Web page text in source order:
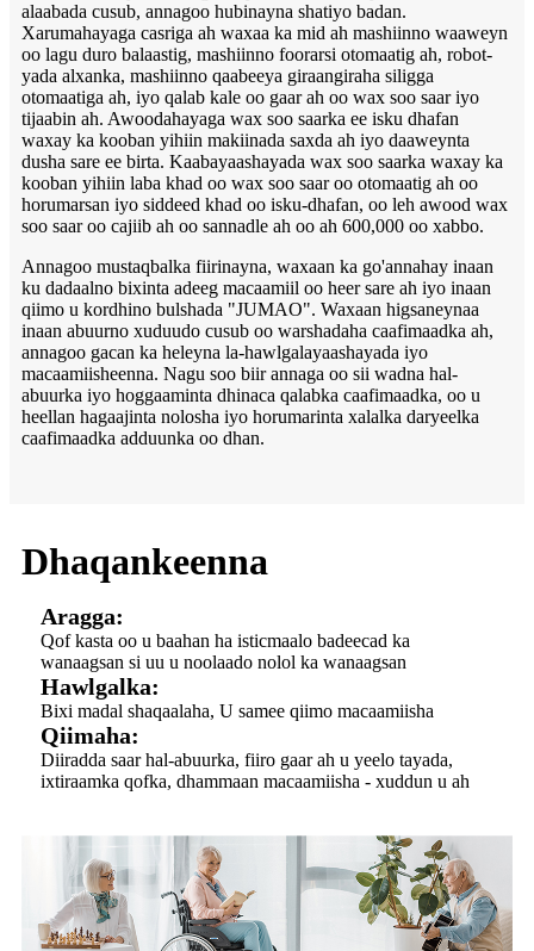
alaabada cusub, annagoo hubinayna shatiyo badan.
Xarumahayaga casriga ah waxaa ka mid ah mashiinno waaweyn
oo lagu duro balaastig, mashiinno foorarsi otomaatig ah, robot-
yada alxanka, mashiinno qaabeeya giraangiraha siligga
otomaatiga ah, iyo qalab kale oo gaar ah oo wax soo saar iyo
tijaabin ah. Awoodahayaga wax soo saarka ee isku dhafan
waxay ka kooban yihiin makiinada saxda ah iyo daaweynta
dusha sare ee birta. Kaabayaashayada wax soo saarka waxay ka
kooban yihiin laba khad oo wax soo saar oo otomaatig ah oo
horumarsan iyo siddeed khad oo isku-dhafan, oo leh awood wax
soo saar oo cajiib ah oo sannadle ah oo ah 600,000 oo xabbo.
Annagoo mustaqbalka fiirinayna, waxaan ka go'annahay inaan
ku dadaalno bixinta adeeg macaamiil oo heer sare ah iyo inaan
qiimo u kordhino bulshada "JUMAO". Waxaan higsaneynaa
inaan abuurno xuduudo cusub oo warshadaha caafimaadka ah,
annagoo gacan ka heleyna la-hawlgalayaashayada iyo
macaamiisheenna. Nagu soo biir annaga oo sii wadna hal-
abuurka iyo hoggaaminta dhinaca qalabka caafimaadka, oo u
heellan hagaajinta nolosha iyo horumarinta xalalka daryeelka
caafimaadka adduunka oo dhan.
Dhaqankeenna
Aragga:
Qof kasta oo u baahan ha isticmaalo badeecad ka
wanaagsan si uu u noolaado nolol ka wanaagsan
Hawlgalka:
Bixi madal shaqaalaha, U samee qiimo macaamiisha
Qiimaha:
Diiradda saar hal-abuurka, fiiro gaar ah u yeelo tayada,
ixtiraamka qofka, dhammaan macaamiisha - xuddun u ah